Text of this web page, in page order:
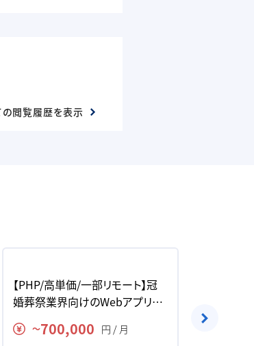
の閲覧履歴を表示
【PHP/高単価/一部リモート】冠
婚葬祭業界向けのWebアプリケ
ーション開発の求人・案件
〜700,000 円 / 月